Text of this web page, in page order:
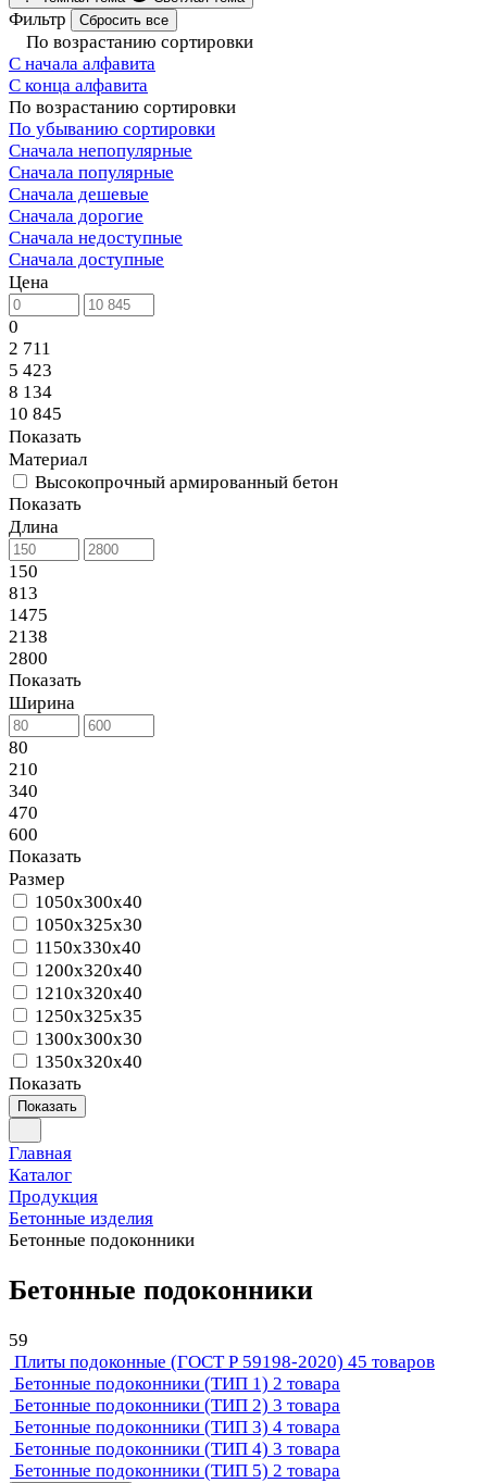
Фильтр Сбросить все
По возрастанию сортировки
С начала алфавита
С конца алфавита
По возрастанию сортировки
По убыванию сортировки
Сначала непопулярные
Сначала популярные
Сначала дешевые
Сначала дорогие
Сначала недоступные
Сначала доступные
Цена
0
2 711
5 423
8 134
10 845
Показать
Материал
Высокопрочный армированный бетон
Показать
Длина
150
813
1475
2138
2800
Показать
Ширина
80
210
340
470
600
Показать
Размер
1050x300x40
1050x325x30
1150x330x40
1200x320x40
1210x320x40
1250x325x35
1300x300x30
1350x320x40
Показать
Показать
Главная
Каталог
Продукция
Бетонные изделия
Бетонные подоконники
Бетонные подоконники
59
Плиты подоконные (ГОСТ Р 59198-2020) 45 товаров
Бетонные подоконники (ТИП 1) 2 товара
Бетонные подоконники (ТИП 2) 3 товара
Бетонные подоконники (ТИП 3) 4 товара
Бетонные подоконники (ТИП 4) 3 товара
Бетонные подоконники (ТИП 5) 2 товара